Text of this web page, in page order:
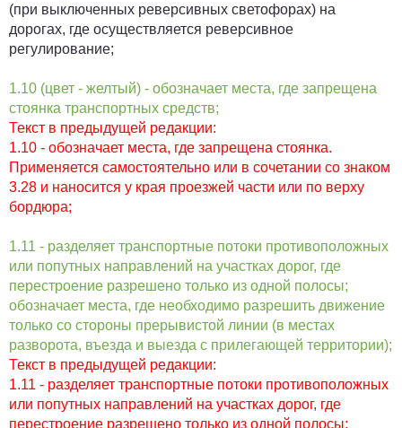
(при выключенных реверсивных светофорах) на
дорогах, где осуществляется реверсивное
регулирование;
1.10 (цвет - желтый) - обозначает места, где запрещена
стоянка транспортных средств;
Текст в предыдущей редакции:
1.10 - обозначает места, где запрещена стоянка.
Применяется самостоятельно или в сочетании со знаком
3.28 и наносится у края проезжей части или по верху
бордюра;
1.11 - разделяет транспортные потоки противоположных
или попутных направлений на участках дорог, где
перестроение разрешено только из одной полосы;
обозначает места, где необходимо разрешить движение
только со стороны прерывистой линии (в местах
разворота, въезда и выезда с прилегающей территории);
Текст в предыдущей редакции:
1.11 - разделяет транспортные потоки противоположных
или попутных направлений на участках дорог, где
перестроение разрешено только из одной полосы;